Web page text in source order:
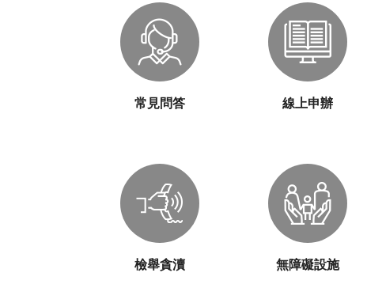
常見問答 線上申辦
檢舉貪瀆 無障礙設施